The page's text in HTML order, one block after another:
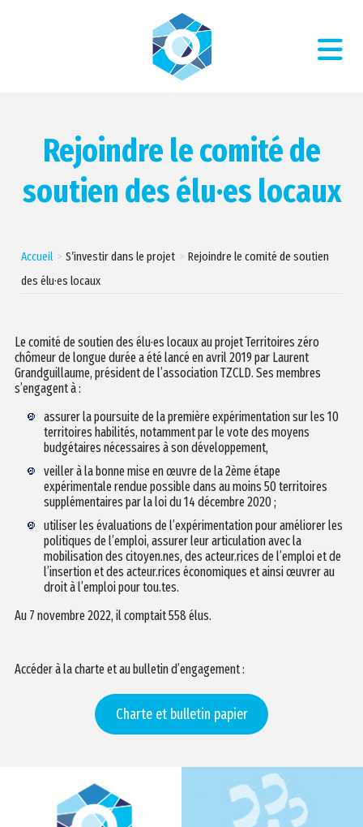
Rejoindre le comité de
soutien des élu·es locaux
Accueil S’investir dans le projet
Rejoindre le comité de soutien
des élu·es locaux
Le comité de soutien des élu·es locaux au projet Territoires zéro
chômeur de longue durée a été lancé en avril 2019 par Laurent
Grandguillaume, président de l’association TZCLD. Ses membres
s’engagent à :
assurer la poursuite de la première expérimentation sur les 10
territoires habilités, notamment par le vote des moyens
budgétaires nécessaires à son développement,
veiller à la bonne mise en œuvre de la 2ème étape
expérimentale rendue possible dans au moins 50 territoires
supplémentaires par la loi du 14 décembre 2020 ;
utiliser les évaluations de l’expérimentation pour améliorer les
politiques de l’emploi, assurer leur articulation avec la
mobilisation des citoyen.nes, des acteur.rices de l’emploi et de
l’insertion et des acteur.rices économiques et ainsi œuvrer au
droit à l’emploi pour tou.tes.
Au 7 novembre 2022, il comptait 558 élus.
Accéder à la charte et au bulletin d’engagement :
Charte et bulletin papier